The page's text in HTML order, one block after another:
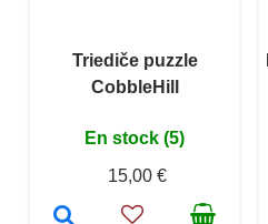
Triediče puzzle
CobbleHill
En stock (5)
15,00 €